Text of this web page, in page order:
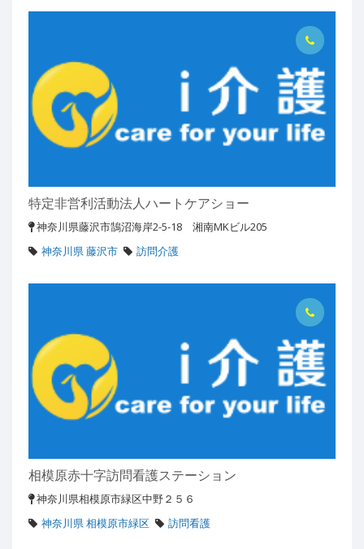
特定非営利活動法人ハートケアショー
神奈川県藤沢市鵠沼海岸2-5-18 湘南MKビル205
神奈川県 藤沢市
訪問介護
相模原赤十字訪問看護ステーション
神奈川県相模原市緑区中野２５６
神奈川県 相模原市緑区
訪問看護